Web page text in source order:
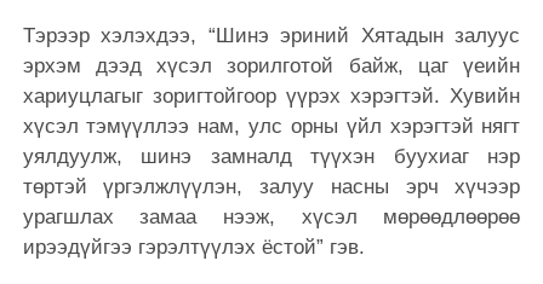
Тэрээр хэлэхдээ, “Шинэ эриний Хятадын залуус
эрхэм дээд хүсэл зорилготой байж, цаг үеийн
хариуцлагыг зоригтойгоор үүрэх хэрэгтэй. Хувийн
хүсэл тэмүүллээ нам, улс орны үйл хэрэгтэй нягт
уялдуулж, шинэ замналд түүхэн буухиаг нэр
төртэй үргэлжлүүлэн, залуу насны эрч хүчээр
урагшлах замаа нээж, хүсэл мөрөөдлөөрөө
ирээдүйгээ гэрэлтүүлэх ёстой” гэв.